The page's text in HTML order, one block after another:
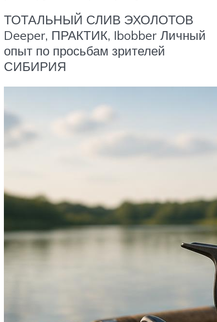
ТОТАЛЬНЫЙ СЛИВ ЭХОЛОТОВ
Deeper, ПРАКТИК, Ibobber Личный
опыт по просьбам зрителей
СИБИРИЯ